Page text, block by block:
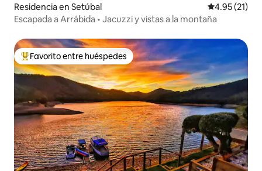
Residencia en Setúbal Calificación
4.95 (21)
Escapada a Arrábida • Jacuzzi y vistas a la montaña
De los mejores en Favorito entre huéspedes
Favorito entre huéspedes